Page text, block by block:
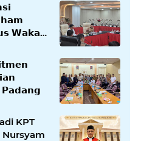
𝗪𝗮𝗸𝗮𝗳
𝗣𝗮𝗱𝗮𝗻𝗴
KPT
Nursyam